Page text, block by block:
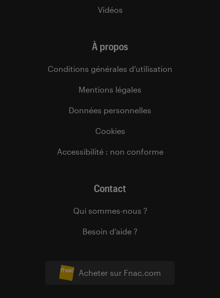
Acheter sur Fnac.com
Vidéos
À propos
Conditions générales d’utilisation
Mentions légales
Données personnelles
Cookies
Accessibilité : non conforme
Contact
Qui sommes-nous ?
Besoin d’aide ?